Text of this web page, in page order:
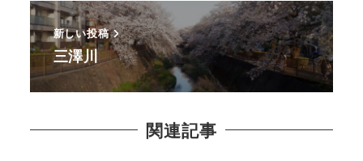
新しい投稿
三澤川
関連記事